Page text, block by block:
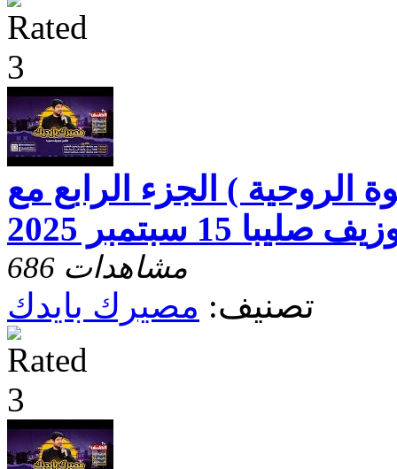
الروحية ) الجزء الرابع مع
15 سبتمبر 2025
686 مشاهدات
تصنيف: مصيرك بايدك